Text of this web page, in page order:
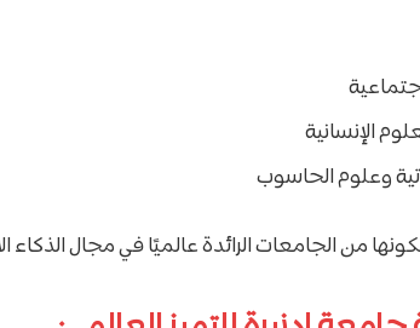
الإنسانية
وعلوم الحاسوب
من الجامعات الرائدة عالميًا في مجال الذكاء